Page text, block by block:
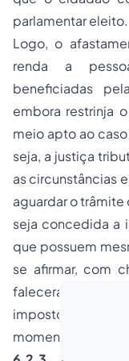
parlamentar eleito.
Logo, o
renda a
beneficiadas
embora restrinja
meio apto ao
seja, a justiça
as circunstâncias
aguardar o
seja concedida a
que possuem
se afirmar, com
falecerá antes
imposto sem
momento de sua